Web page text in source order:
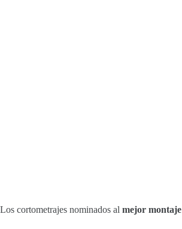
Los cortometrajes nominados al mejor montaje